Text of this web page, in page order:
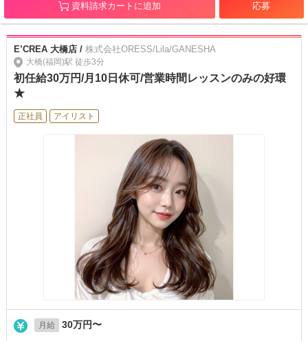
資料請求カートに追加 応募
E’CREA 大橋店 / 株式会社ORESS/Lila/GANESHA
大橋(福岡)駅 徒歩3分
初任給30万円/月10日休可/営業時間レッスンのみの好環
★
正社員 アイリスト
月給 30万円〜